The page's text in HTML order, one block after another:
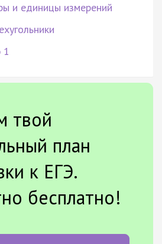
и единицы измерений
1
твой
план
к ЕГЭ.
бесплатно!